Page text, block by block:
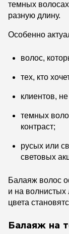
темных
разную длину.
Особенно
волос,
тех, кто
клиентов,
темных
контраст;
русых или
световых
Балаяж волос
и на волнистых
цвета
Балаяж на